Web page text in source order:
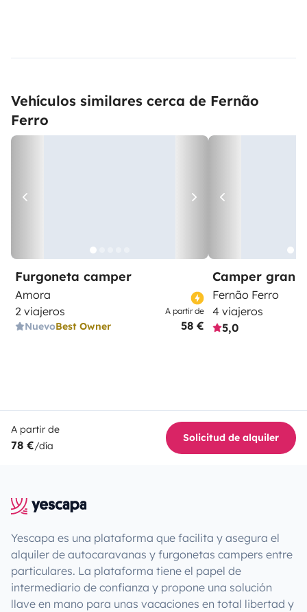
Vehículos similares cerca de Fernão
Ferro
Furgoneta camper
Amora
2 viajeros
NuevoBest Owner
A partir de
58 €
Camper gran
Fernão Ferro
4 viajeros
5,0
A partir de
78 €/día
Solicitud de alquiler
Yescapa es una plataforma que facilita y asegura el
alquiler de autocaravanas y furgonetas campers entre
particulares. La plataforma tiene el papel de
intermediario de confianza y propone una solución
llave en mano para unas vacaciones en total libertad y